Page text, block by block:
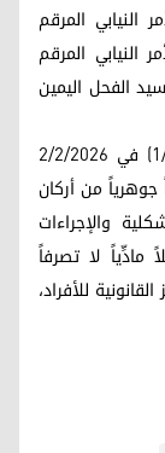
المرقم
الأمر النيابي المرقم
السيد الفحل اليمين
وعليه، يُعدُّ الأمر النيابي السابق المرقم (1/9/22) في 2/2/2026
جوهرياً من أركان
والإجراءات
مادِّياً لا تصرفاً
للأفراد،